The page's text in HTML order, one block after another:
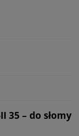
35 – do słomy